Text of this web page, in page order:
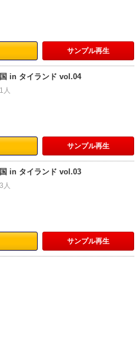
サンプル再生
in タイランド vol.04
人
サンプル再生
in タイランド vol.03
人
サンプル再生